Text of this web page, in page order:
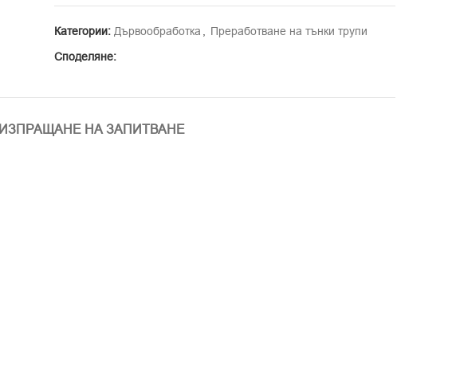
Категории: Дървообработка
Преработване на тънки трупи
Споделяне:
ИЗПРАЩАНЕ НА ЗАПИТВАНЕ